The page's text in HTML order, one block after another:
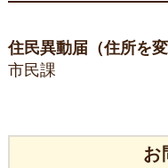
住民異動届（住所を変
市民課
お